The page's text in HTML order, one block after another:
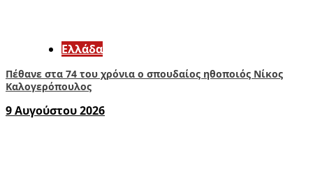
Ελλάδα
Πέθανε στα 74 του χρόνια ο σπουδαίος ηθοποιός Νίκος
Καλογερόπουλος
9 Αυγούστου 2026